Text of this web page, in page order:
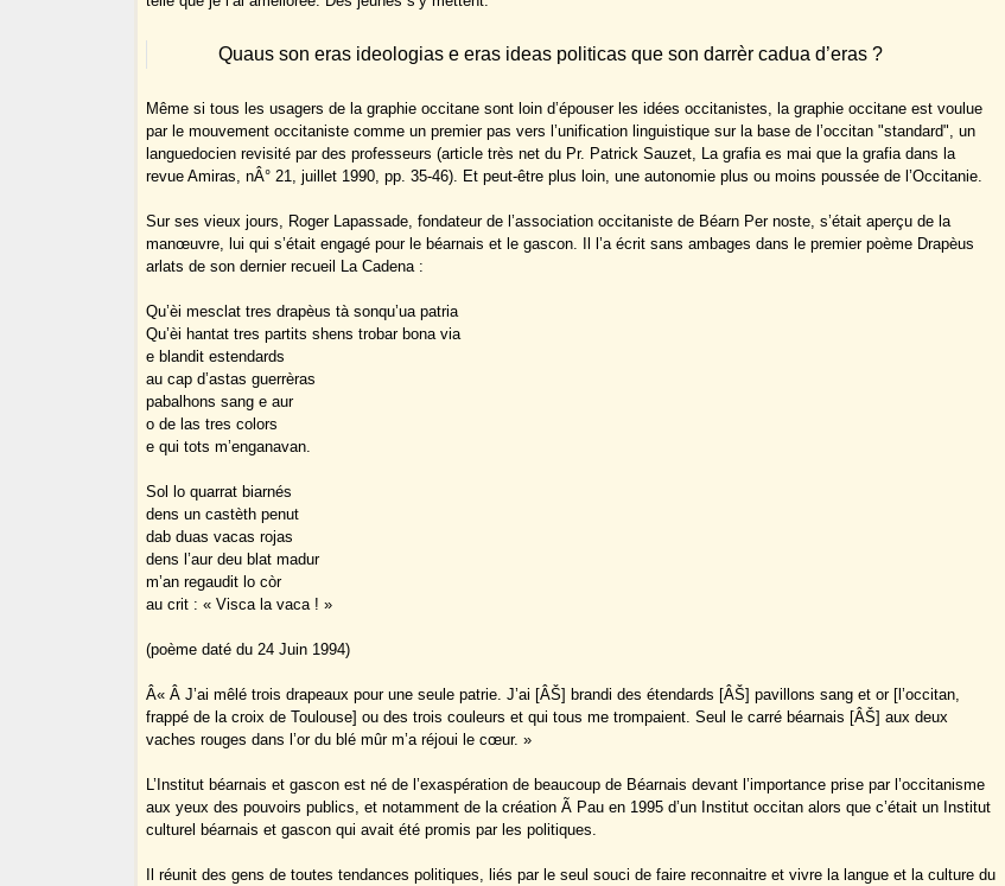
Quaus son eras ideologias e eras ideas politicas que son darrèr cadua d’eras ?
Même si tous les usagers de la graphie occitane sont loin d’épouser les idées occitanistes, la graphie occitane est voulue
par le mouvement occitaniste comme un premier pas vers l’unification linguistique sur la base de l’occitan "standard", un
languedocien revisité par des professeurs (article très net du Pr. Patrick Sauzet, La grafia es mai que la grafia dans la
revue Amiras, nÂ° 21, juillet 1990, pp. 35-46). Et peut-être plus loin, une autonomie plus ou moins poussée de l’Occitanie.
Sur ses vieux jours, Roger Lapassade, fondateur de l’association occitaniste de Béarn Per noste, s’était aperçu de la
manœuvre, lui qui s’était engagé pour le béarnais et le gascon. Il l’a écrit sans ambages dans le premier poème Drapèus
arlats de son dernier recueil La Cadena :
Qu’èi mesclat tres drapèus tà sonqu’ua patria
Qu’èi hantat tres partits shens trobar bona via
e blandit estendards
au cap d’astas guerrèras
pabalhons sang e aur
o de las tres colors
e qui tots m’enganavan.
Sol lo quarrat biarnés
dens un castèth penut
dab duas vacas rojas
dens l’aur deu blat madur
m’an regaudit lo còr
au crit : « Visca la vaca ! »
(poème daté du 24 Juin 1994)
Â« Â J’ai mêlé trois drapeaux pour une seule patrie. J’ai [ÂŠ] brandi des étendards [ÂŠ] pavillons sang et or [l’occitan,
frappé de la croix de Toulouse] ou des trois couleurs et qui tous me trompaient. Seul le carré béarnais [ÂŠ] aux deux
vaches rouges dans l’or du blé mûr m’a réjoui le cœur. »
L’Institut béarnais et gascon est né de l’exaspération de beaucoup de Béarnais devant l’importance prise par l’occitanisme
aux yeux des pouvoirs publics, et notamment de la création Ã Pau en 1995 d’un Institut occitan alors que c’était un Institut
culturel béarnais et gascon qui avait été promis par les politiques.
Il réunit des gens de toutes tendances politiques, liés par le seul souci de faire reconnaitre et vivre la langue et la culture du